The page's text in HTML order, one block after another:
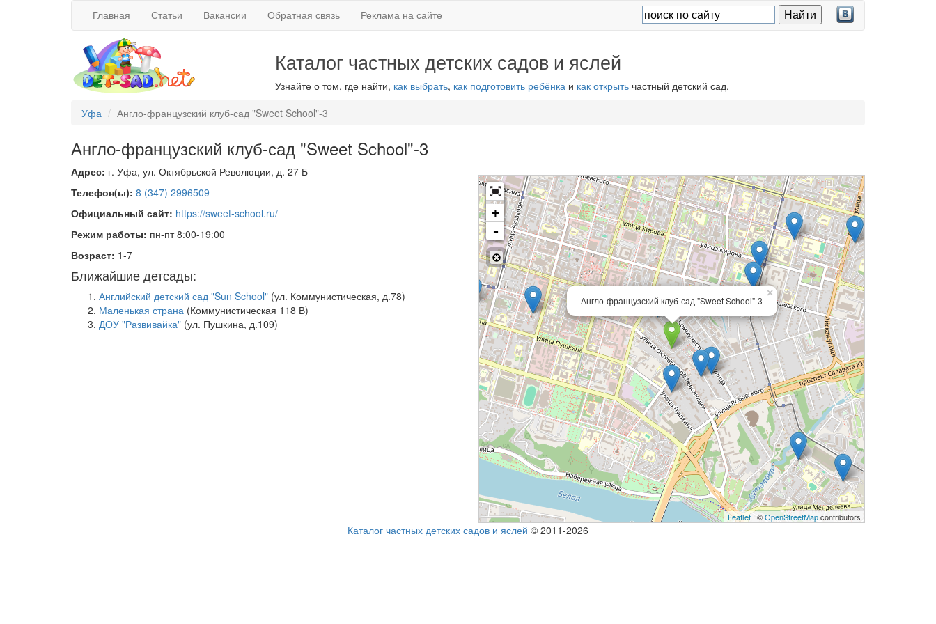
Главная Статьи Вакансии Обратная связь Реклама на сайте
Каталог частных детских садов и яслей
Узнайте о том, где найти, как выбрать, как подготовить ребёнкаи как открытьчастный детский сад.
Уфа
Англо-французский клуб-сад "Sweet School"-3
Англо-французский клуб-сад "Sweet School"-3
Адрес: г. Уфа, ул. Октябрьской Революции, д. 27 Б
Телефон(ы): 8 (347) 2996509
Официальный сайт: https://sweet-school.ru/
Режим работы: пн-пт 8:00-19:00
Возраст: 1-7
Ближайшие детсады:
Английский детский сад "Sun School" (ул. Коммунистическая, д.78)
Маленькая страна (Коммунистическая 118 В)
ДОУ "Развивайка" (ул. Пушкина, д.109)
×
Англо-французский клуб-сад "Sweet School"-3
+
-
Leaflet| ©OpenStreetMapcontributors
Каталог частных детских садов и яслей © 2011-2026